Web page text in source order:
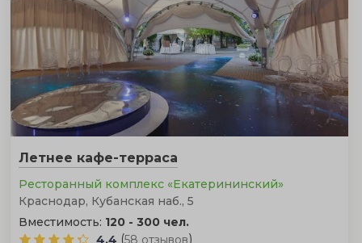
Летнее кафе-терраса
Ресторанный комплекс «Екатерининский»
Краснодар, Кубанская наб., 5
Вместимость: 120 - 300 чел.
4.4 (58 отзывов)